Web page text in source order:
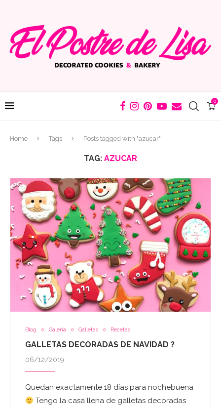
0
Home Tags Posts tagged with "azucar"
TAG: AZUCAR
Blog Galeria Galletas Recetas
GALLETAS DECORADAS DE NAVIDAD ?
06/12/2019
Quedan exactamente 18 días para nochebuena
Tengo la casa llena de galletas decoradas